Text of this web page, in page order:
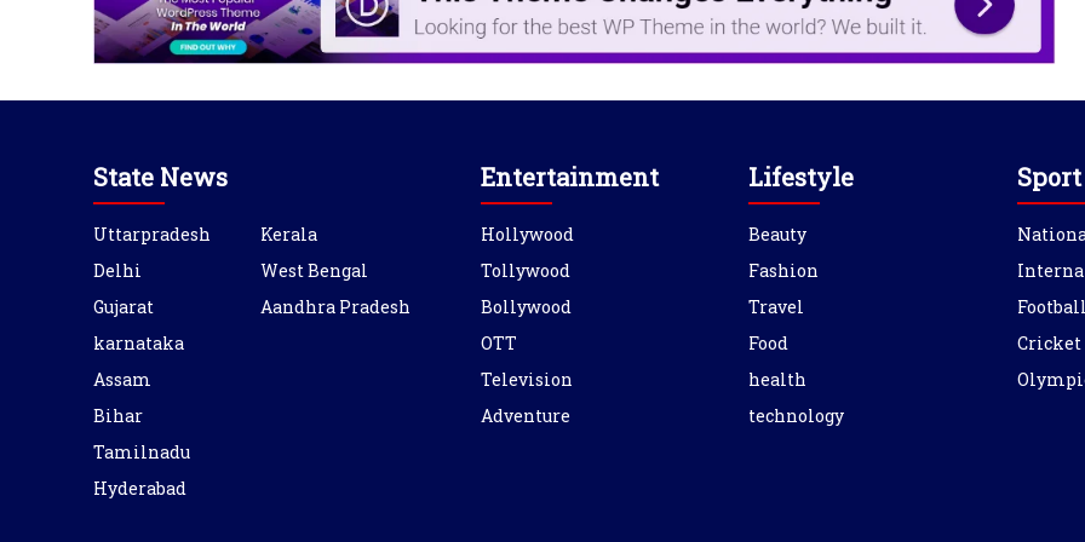
State News
Uttarpradesh
Delhi
Gujarat
karnataka
Assam
Bihar
Tamilnadu
Hyderabad
Kerala
West Bengal
Aandhra Pradesh
Entertainment
Hollywood
Tollywood
Bollywood
OTT
Television
Adventure
Lifestyle
Beauty
Fashion
Travel
Food
health
technology
Sport
Cricket